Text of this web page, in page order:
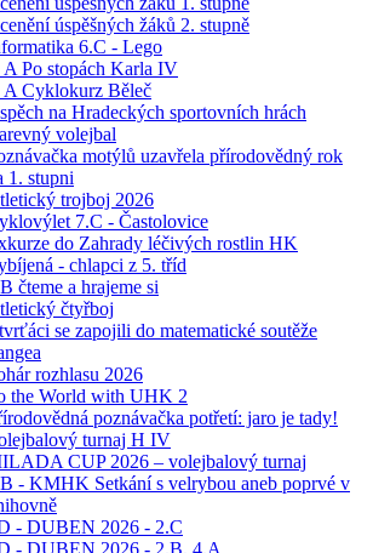
úspěšných žáků 2. stupně
6.C - Lego
A Po stopách Karla IV
A Cyklokurz Běleč
na Hradeckých sportovních hrách
volejbal
motýlů uzavřela přírodovědný rok
1. stupni
trojboj 2026
7.C - Častolovice
do Zahrady léčivých rostlin HK
- chlapci z 5. tříd
čteme a hrajeme si
čtyřboj
se zapojili do matematické soutěže
rozhlasu 2026
the World with UHK 2
poznávačka potřetí: jaro je tady!
turnaj H IV
CUP 2026 – volejbalový turnaj
- KMHK Setkání s velrybou aneb poprvé v
- DUBEN 2026 - 2.C